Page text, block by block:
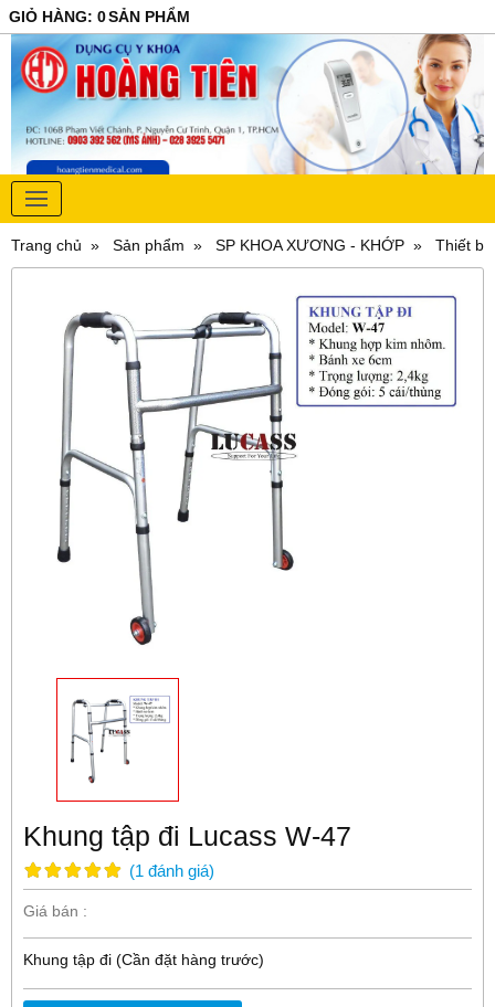
GIỎ HÀNG: 0SẢN PHẨM
Trang chủ Sản phẩm SP KHOA XƯƠNG - KHỚP Thiết bị
Khung tập đi Lucass W-47
(1 đánh giá)
Giá bán :
Khung tập đi (Cần đặt hàng trước)